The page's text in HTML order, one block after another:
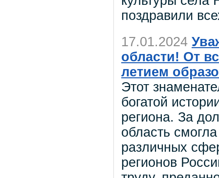
поздравили
17.01.2024
области! От
летием
Этот
богатой
региона. За
область
различных
регионов